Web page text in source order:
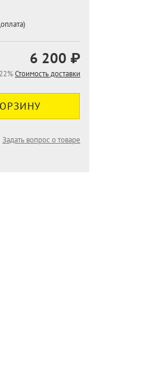
6 200 ₽
Стоимость доставки
Задать вопрос о товаре